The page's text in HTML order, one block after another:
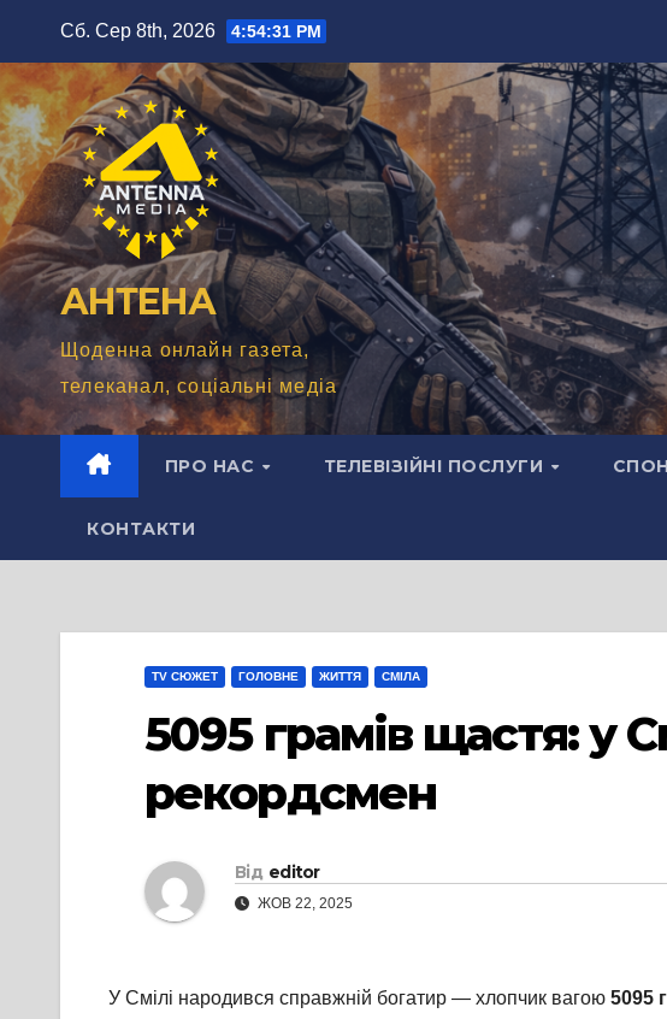
вмісту
Сб. Сер 8th, 2026 4:54:33 PM
АНТЕНА
Щоденна онлайн газета,
телеканал, соціальні медіа
ПРО НАС ТЕЛЕВІЗІЙНІ ПОСЛУГИ
КОНТАКТИ
TV СЮЖЕТ ГОЛОВНЕ ЖИТТЯ СМІЛА
5095 грамів щастя: у
рекордсмен
Від editor
ЖОВ 22, 2025
У Смілі народився справжній богатир — хлопчик вагою 5095